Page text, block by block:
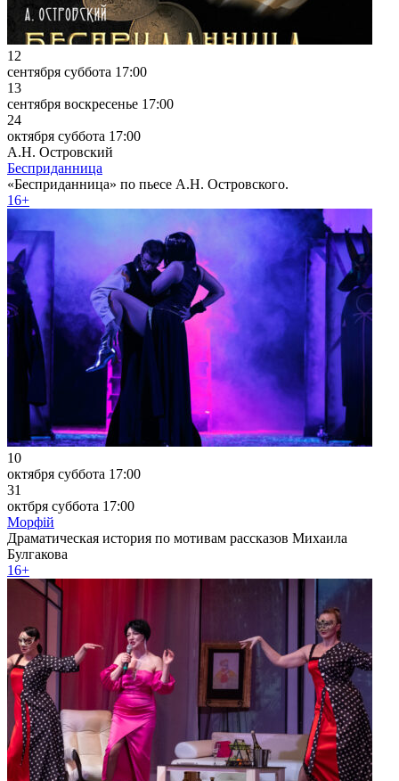
12
сентября суббота 17:00
13
сентября воскресенье 17:00
24
октября суббота 17:00
А.Н. Островский
Бесприданница
«Бесприданница» по пьесе А.Н. Островского.
16+
10
октября суббота 17:00
31
октбря суббота 17:00
Морфiй
Драматическая история по мотивам рассказов Михаила
Булгакова
16+